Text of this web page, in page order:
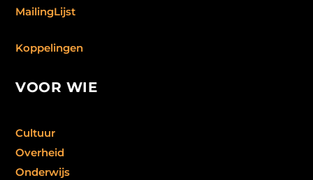
MailingLijst
Koppelingen
VOOR WIE
Cultuur
Overheid
Onderwijs